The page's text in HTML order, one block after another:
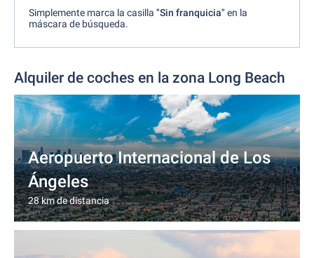
Simplemente marca la casilla "Sin franquicia" en la
máscara de búsqueda.
Alquiler de coches en la zona Long Beach
Aeropuerto Internacional de Los
Ángeles
28 km de distancia